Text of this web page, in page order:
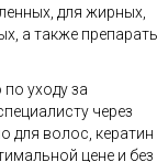
для жирных,
а также
уходу за
через
для волос, кератин
цене и без